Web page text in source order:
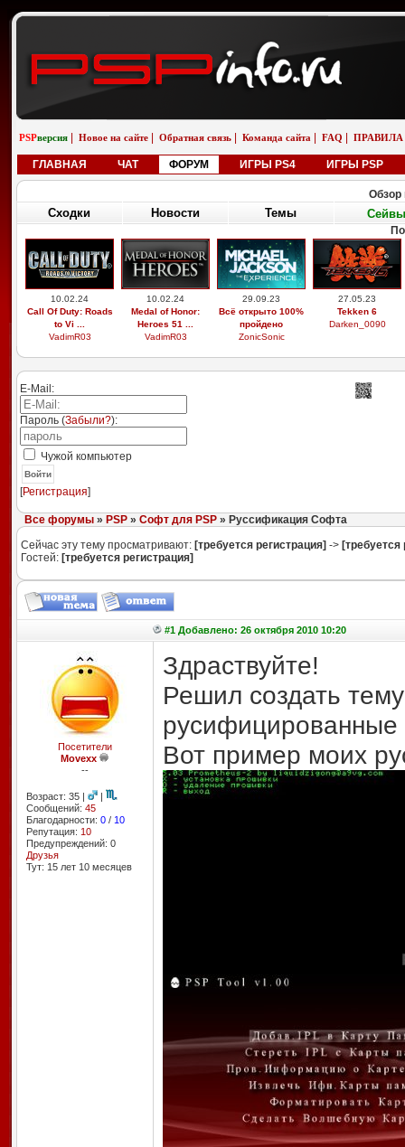
PSPверсия Новое на сайте Обратная связь Команда сайта FAQ ПРАВИЛА
ГЛАВНАЯ ЧАТ ФОРУМ ИГРЫ PS4 ИГРЫ PSP
Обзор
Сходки Новости Темы Сейвы
10.02.24
Call Of Duty: Roads
to Vi ...
VadimR03
10.02.24
Medal of Honor:
Heroes 51 ...
VadimR03
29.09.23
Всё открыто 100%
пройдено
ZonicSonic
27.05.23
Tekken 6
Darken_0090
E-Mail:
Пароль (Забыли?):
Чужой компьютер
Войти
[Регистрация]
Все форумы» PSP» Софт для PSP» Руссификация Софта
Сейчас эту тему просматривают: [требуется регистрация] -> [требуется
Гостей: [требуется регистрация]
#1 Добавлено: 26 октября 2010 10:20
Посетители
Movexx
--
Возраст: 35 |
|
Сообщений: 45
Благодарности: 0/ 10
Репутация: 10
Предупреждений: 0
Друзья
Тут: 15 лет 10 месяцев
Здраствуйте!
Решил создать
Вот пример моих